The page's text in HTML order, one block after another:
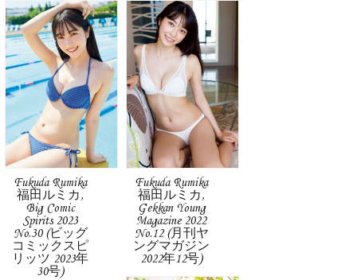
Fukuda Rumika
福田ルミカ,
Big Comic
Spirits 2023
No.30 (ビッグ
コミックスピ
リッツ 2023年
30号)
Fukuda Rumika
福田ルミカ,
Gekkan Young
Magazine 2022
No.12 (月刊ヤ
ングマガジン
2022年12号)